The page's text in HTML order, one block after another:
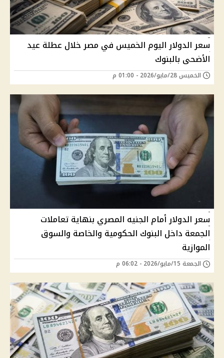
سعر الدولار اليوم الخميس في مصر خلال عطلة عيد
الأضحى بالبنوك
الخميس 28/مايو/2026 - 01:00 م
سعر الدولار أمام الجنيه المصري بنهاية تعاملات
الجمعة داخل البنوك الحكومية والخاصة والسوق
الموازية
الجمعة 15/مايو/2026 - 06:02 م